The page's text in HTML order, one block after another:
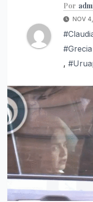
Por
NOV
,